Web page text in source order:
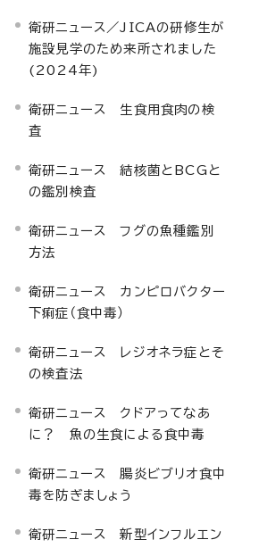
衛研ニュース／JICAの研修生が
施設見学のため来所されました
(2024年)
衛研ニュース 生食用食肉の検
査
衛研ニュース 結核菌とBCGと
の鑑別検査
衛研ニュース フグの魚種鑑別
方法
衛研ニュース カンピロバクター
下痢症（食中毒）
衛研ニュース レジオネラ症とそ
の検査法
衛研ニュース クドアってなあ
に？ 魚の生食による食中毒
衛研ニュース 腸炎ビブリオ食中
毒を防ぎましょう
衛研ニュース 新型インフルエン